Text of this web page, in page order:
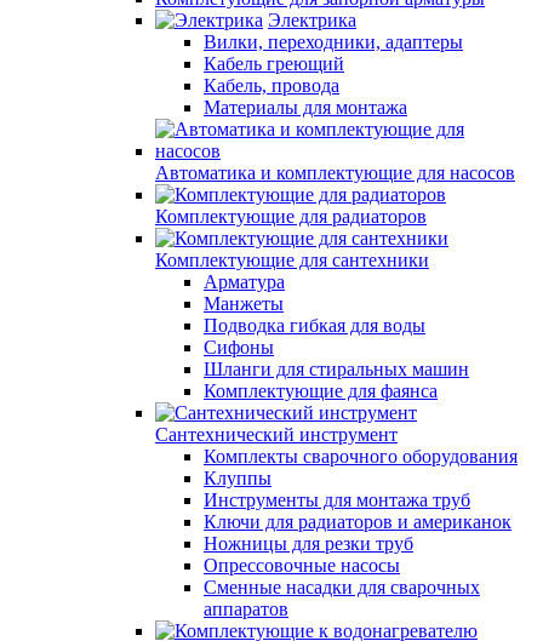
Электрика
Вилки, переходники, адаптеры
Кабель греющий
Кабель, провода
Материалы для монтажа
Автоматика и комплектующие для насосов
Комплектующие для радиаторов
Комплектующие для сантехники
Арматура
Манжеты
Подводка гибкая для воды
Сифоны
Шланги для стиральных машин
Комплектующие для фаянса
Сантехнический инструмент
Комплекты сварочного оборудования
Клуппы
Инструменты для монтажа труб
Ключи для радиаторов и американок
Ножницы для резки труб
Опрессовочные насосы
Сменные насадки для сварочных
аппаратов